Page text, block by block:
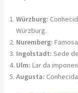
Würzburg:
Würzburg.
Nuremberg:
Ingolstadt: Sede
Ulm: Lar da
Augusta: